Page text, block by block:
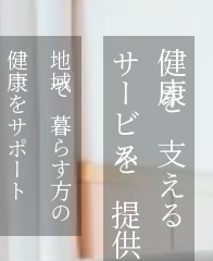
健康を支える
サービスを提供
地域で暮らす方の
健康をサポート